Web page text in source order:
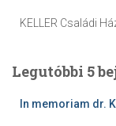
KELLER Családi
Legutóbbi 5
In memoriam dr.